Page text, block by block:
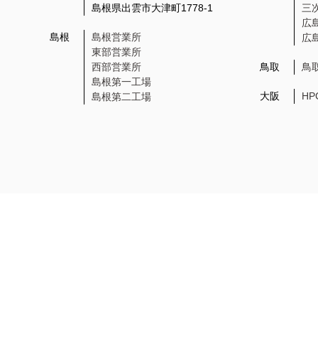
島根県出雲市大津町1778-1
島根
島根営業所
東部営業所
西部営業所
島根第一工場
島根第二工場
三
広
広
鳥取 鳥
大阪